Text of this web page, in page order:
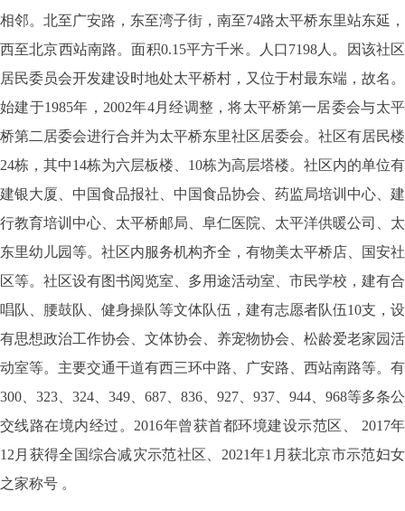
相邻。北至广安路，东至湾子街，南至74路太平桥东里站东延，
西至北京西站南路。面积0.15平方千米。人口7198 人。因该社区
居民委员会开发建设时地处太平桥村，又位于村最东端，故名。
始建于1985年， 2002年4月经调整，将太平桥第一居委会与太平
桥第二居委会进行合并为太平桥东里社区居委会。社区有居民楼
24栋，其中14栋为六层板楼、 10栋为高层塔楼。社区内的单位有
建银大厦、中国食品报社、中国食品协会、药监局培训中心、建
行教育培训中心、太平桥邮局、阜仁医院、太平洋供暖公司、太
东里幼儿园等。社区内服务机构齐全，有物美太平桥店、国安社
区等。社区设有图书阅览室、多用途活动室、市民学校，建有合
唱队、腰鼓队、健身操队等文体队伍，建有志愿者队伍10支，设
有思想政治工作协会、文体协会、养宠物协会、松龄爱老家园活
动室等。主要交通干道有西三环中路、广安路、西站南路等。有
300
323 324 349 687 836 927 937 944 968等多条公
交线路在境内经过。 2016年曾获首都环境建设示范区、 2017年
12 月获得全国综合减灾示范社区、 2021年1 月获北京市示范妇女
之家称号 。